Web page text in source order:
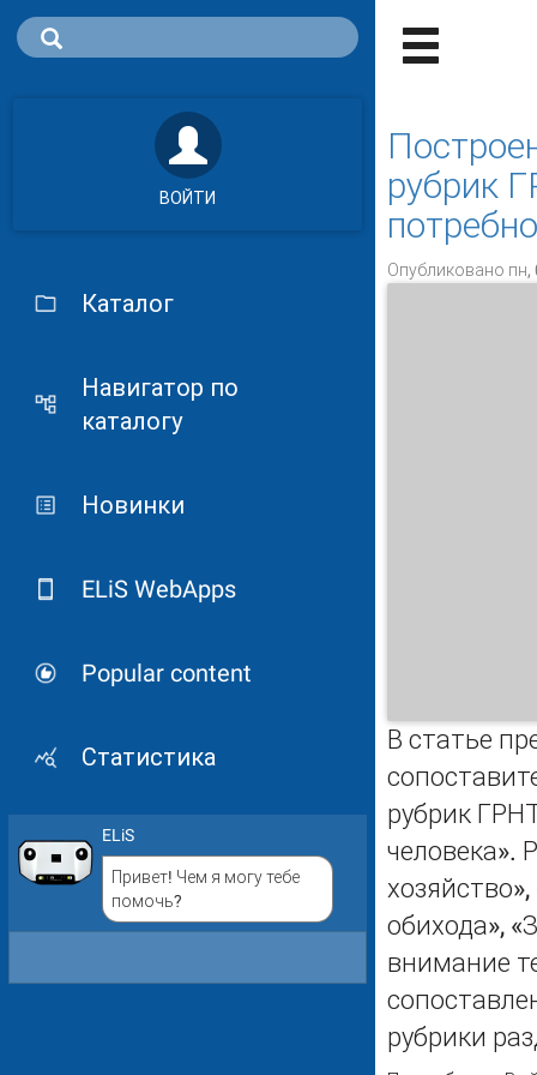
ВОЙТИ
Каталог
Навигатор по
каталогу
Новинки
ELiS WebApps
Popular content
Статистика
ELiS
Привет! Чем я могу тебе
помочь?
рубрик
Опубликовано пн,
В статье
рубрик
человека».
обихода»,
внимание
рубрики